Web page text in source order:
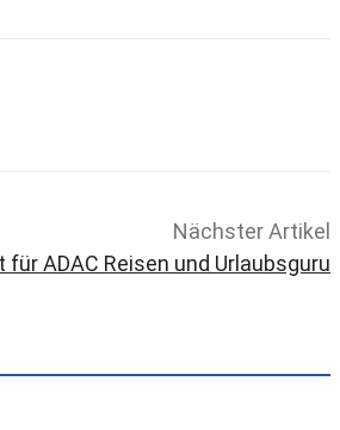
Nächster Artikel
ADAC Reisen und Urlaubsguru